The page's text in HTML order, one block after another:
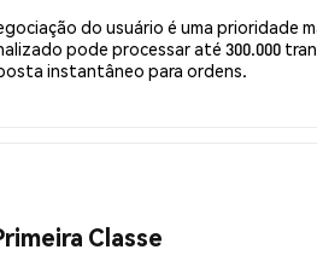
do usuário é uma prioridade
pode processar até 300.000
instantâneo para ordens.
Classe